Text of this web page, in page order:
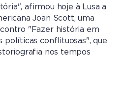
afirmou hoje à Lusa a
Joan Scott, uma
"Fazer história em
políticas conflituosas", que
nos tempos